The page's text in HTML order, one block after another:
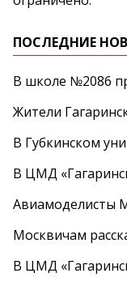
ПОСЛЕДНИЕ
В школе №2086
Жители
В Губкинском
В ЦМД
Авиамоделисты
Москвичам
В ЦМД